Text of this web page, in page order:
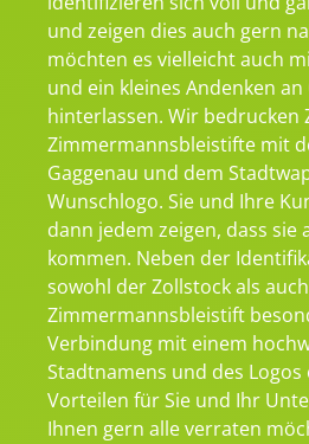
und zeigen dies auch gern
möchten es vielleicht auch
und ein kleines Andenken an
hinterlassen. Wir bedrucken
Zimmermannsbleistifte mit
Gaggenau und dem
Wunschlogo. Sie und Ihre
dann jedem zeigen, dass sie
kommen. Neben der
sowohl der Zollstock als
Zimmermannsbleistift
Verbindung mit einem
Stadtnamens und des Logos
Vorteilen für Sie und Ihr
Ihnen gern alle verraten